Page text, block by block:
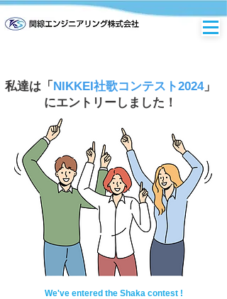
私達は「 NIKKEI社歌コンテスト2024」
にエントリーしました！
We've entered the Shaka contest !